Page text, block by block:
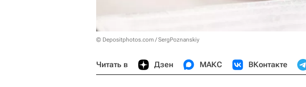
© Depositphotos.com / SergPoznanskiy
Читать в Дзен МАКС ВКонтакте